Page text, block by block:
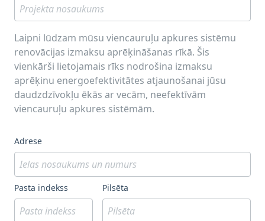
Laipni lūdzam mūsu viencauruļu apkures sistēmu
renovācijas izmaksu aprēķināšanas rīkā. Šis
vienkārši lietojamais rīks nodrošina izmaksu
aprēķinu energoefektivitātes atjaunošanai jūsu
daudzdzīvokļu ēkās ar vecām, neefektīvām
viencauruļu apkures sistēmām.
Adrese
Pasta indekss Pilsēta